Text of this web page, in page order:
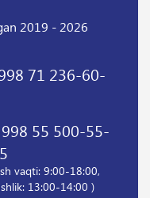
2019 - 2026
71 236-60-
55 500-55-
vaqti: 9:00-18:00,
13:00-14:00 )